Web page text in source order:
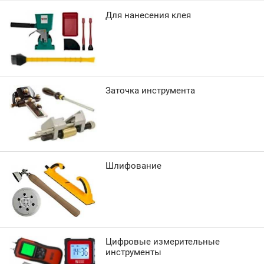
Для нанесения клея
Заточка инструмента
Шлифование
Цифровые измерительные
инструменты